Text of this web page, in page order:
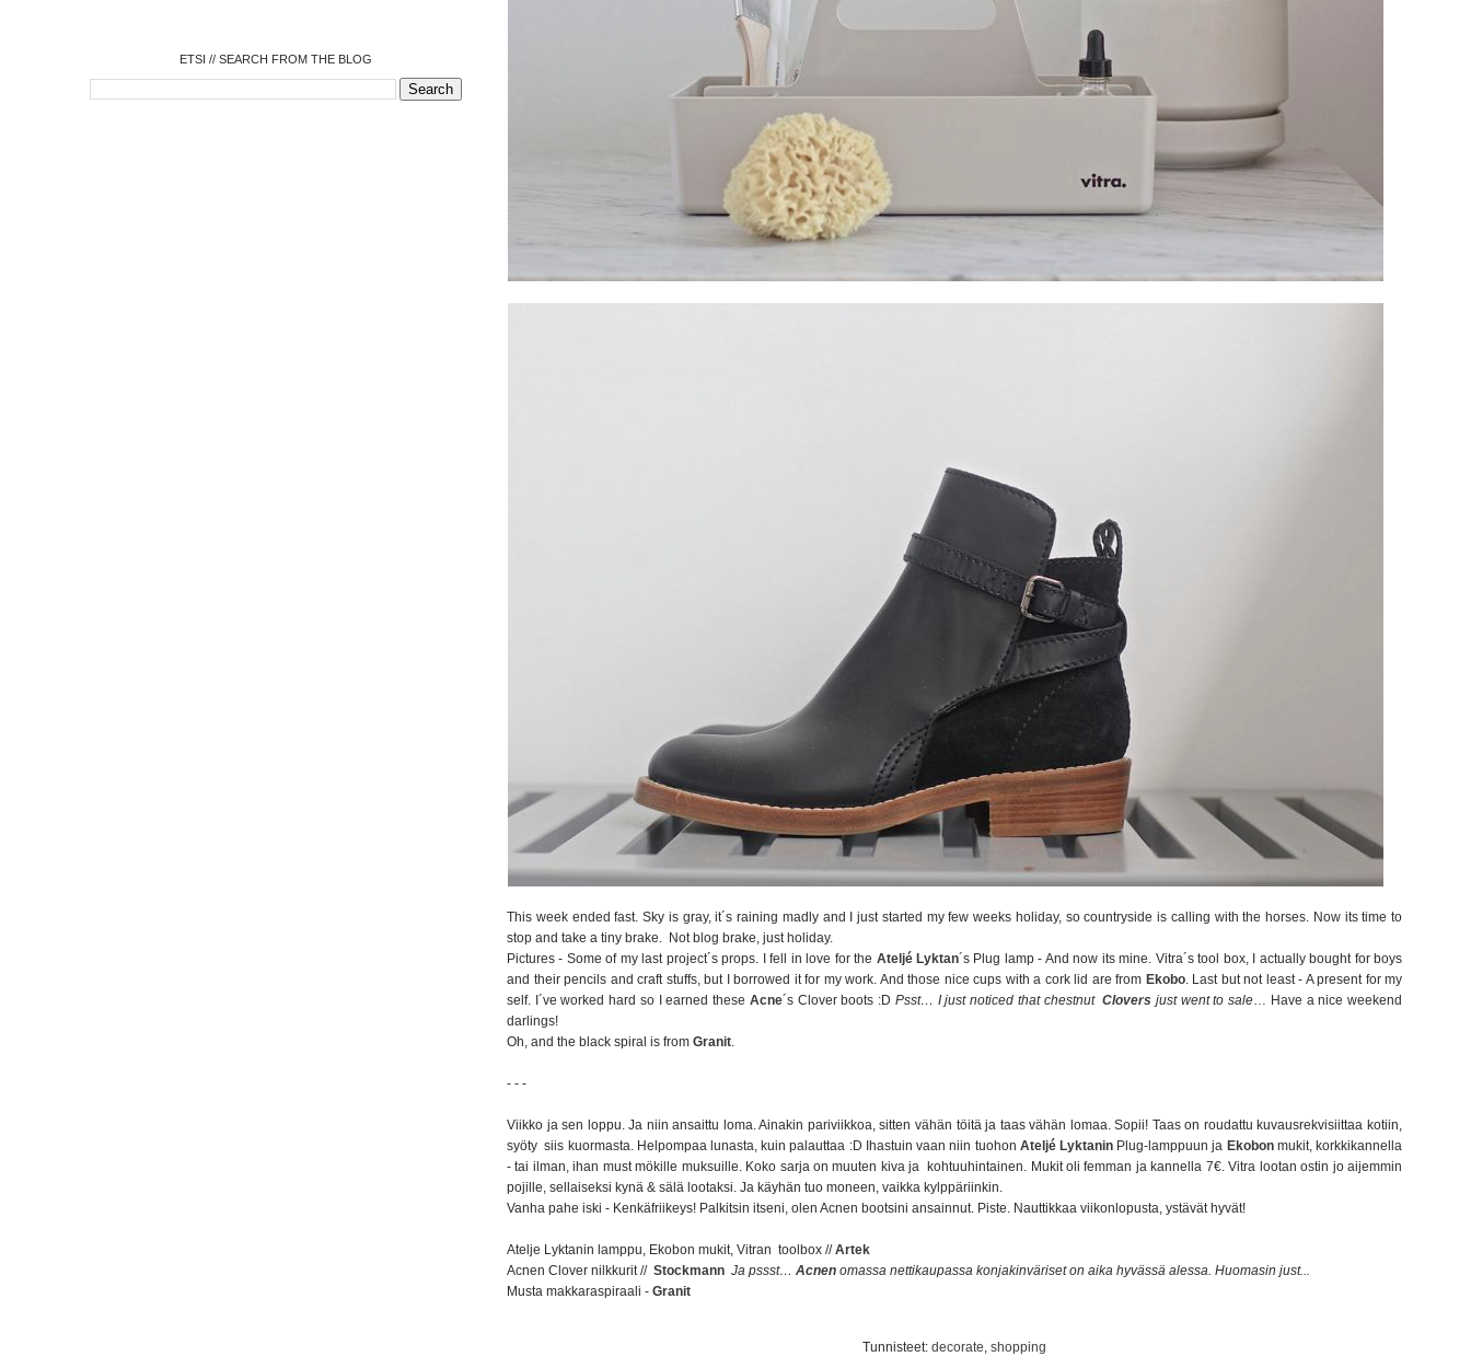
This week ended fast. Sky is gray, it´s raining madly and I just started my few weeks holiday, so countryside is calling with the horses. Now its time to
stop and take a tiny brake. Not blog brake, just holiday.
Pictures - Some of my last project´s props. I fell in love for the Ateljé Lyktan´s Plug lamp - And now its mine. Vitra´s tool box, I actually bought for boys
and their pencils and craft stuffs, but I borrowed it for my work. And those nice cups with a cork lid are from Ekobo. Last but not least - A present for my
self. I´ve worked hard so I earned these Acne´s Clover boots :D Psst… I just noticed that chestnutClovers just went to sale… Have a nice weekend
darlings!
Oh, and the black spiral is from Granit.
- - -
Viikko ja sen loppu. Ja niin ansaittu loma. Ainakin pariviikkoa, sitten vähän töitä ja taas vähän lomaa. Sopii! Taas on roudattu kuvausrekvisiittaa kotiin,
syöty siis kuormasta. Helpompaa lunasta, kuin palauttaa :D Ihastuin vaan niin tuohon Ateljé LyktaninPlug-lamppuun ja Ekobonmukit, korkkikannella
- tai ilman, ihan must mökille muksuille. Koko sarja on muuten kiva ja kohtuuhintainen. Mukit oli femman ja kannella 7€. Vitra lootan ostin jo aijemmin
pojille, sellaiseksi kynä & sälä lootaksi. Ja käyhän tuo moneen, vaikka kylppäriinkin.
Vanha pahe iski - Kenkäfriikeys! Palkitsin itseni, olen Acnen bootsini ansainnut. Piste. Nauttikkaa viikonlopusta, ystävät hyvät!
Atelje Lyktanin lamppu, Ekobon mukit, Vitran toolbox //Artek
Acnen Clover nilkkurit // Stockmann Ja pssst… Acnen omassa nettikaupassa konjakinväriset on aika hyvässä alessa. Huomasin just...
Musta makkaraspiraali - Granit
Tunnisteet: decorate, shopping
ETSI // SEARCH FROM THE BLOG